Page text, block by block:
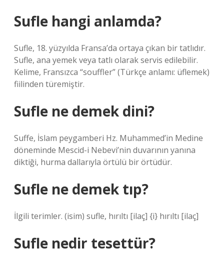
Sufle hangi anlamda?
Sufle, 18. yüzyılda Fransa’da ortaya çıkan bir tatlıdır.
Sufle, ana yemek veya tatlı olarak servis edilebilir.
Kelime, Fransızca “souffler” (Türkçe anlamı: üflemek)
fiilinden türemiştir.
Sufle ne demek dini?
Suffe, İslam peygamberi Hz. Muhammed’in Medine
döneminde Mescid-i Nebevi’nin duvarının yanına
diktiği, hurma dallarıyla örtülü bir örtüdür.
Sufle ne demek tıp?
İlgili terimler. (isim) sufle, hırıltı [ilaç] {i} hırıltı [ilaç]
Sufle nedir tesettür?